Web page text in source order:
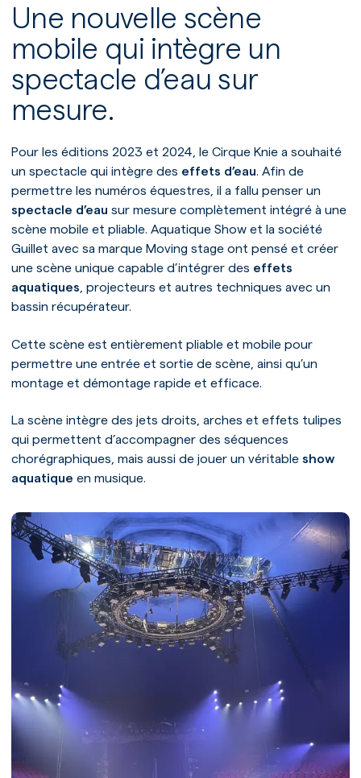
Une nouvelle scène
mobile qui intègre un
spectacle d’eau sur
mesure.
Pour les éditions 2023 et 2024, le Cirque Knie a souhaité
un spectacle qui intègre des effets d’eau. Afin de
permettre les numéros équestres, il a fallu penser un
spectacle d’eau sur mesure complètement intégré à une
scène mobile et pliable. Aquatique Show et la société
Guillet avec sa marque Moving stage ont pensé et créer
une scène unique capable d’intégrer des effets
aquatiques , projecteurs et autres techniques avec un
bassin récupérateur.
Cette scène est entièrement pliable et mobile pour
permettre une entrée et sortie de scène, ainsi qu’un
montage et démontage rapide et efficace.
La scène intègre des jets droits, arches et effets tulipes
qui permettent d’accompagner des séquences
chorégraphiques, mais aussi de jouer un véritable show
aquatique en musique.